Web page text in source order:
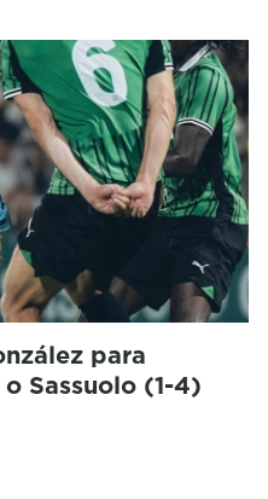
para
Sassuolo (1-4)